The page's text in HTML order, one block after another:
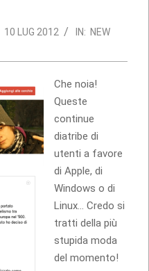
10 LUG 2012 IN: NEW
Che noia!
Queste
continue
diatribe di
utenti a favore
di Apple, di
Windows o di
Linux… Credo si
tratti della più
stupida moda
del momento!